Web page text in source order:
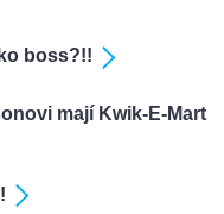
boss?!!
mají Kwik-E-Mart